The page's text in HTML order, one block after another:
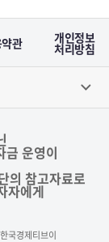
관 개인정보
처리방침
금 운영이
의 참고자료로
자에게
국경제티브이